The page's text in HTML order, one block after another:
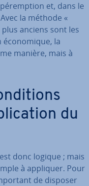
et, dans le
la méthode «
anciens sont les
éco­no­mique, la
manière, mais à
du
donc logique ; mais
à appliquer. Pour
de disposer